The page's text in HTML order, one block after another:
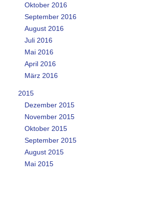
Oktober 2016
September 2016
August 2016
Juli 2016
Mai 2016
April 2016
März 2016
2015
Dezember 2015
November 2015
Oktober 2015
September 2015
August 2015
Mai 2015